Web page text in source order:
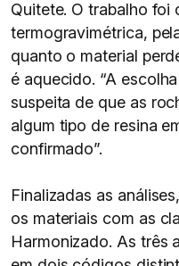
Quitete. O trabalho foi
termogravimétrica,
quanto o material
é aquecido. “A
suspeita de que as
algum tipo de resina
confirmado”.
Finalizadas as
os materiais com as
Harmonizado. As três